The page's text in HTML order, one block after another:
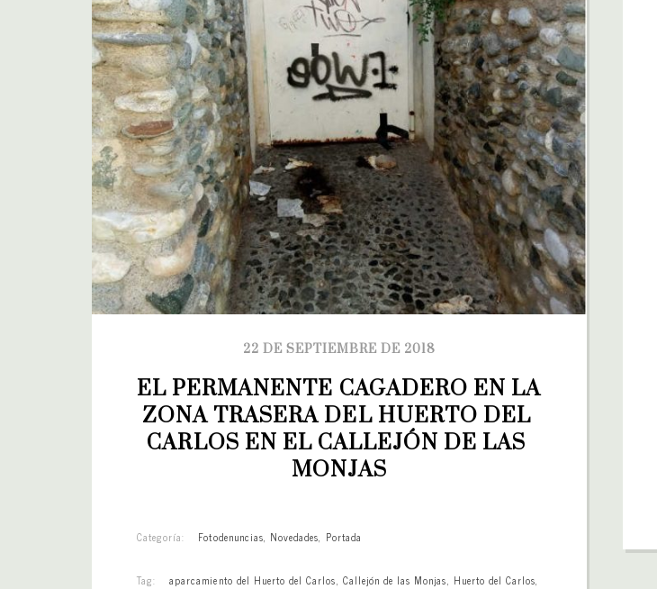
22 DE SEPTIEMBRE DE 2018
EL PERMANENTE CAGADERO EN LA
ZONA TRASERA DEL HUERTO DEL
CARLOS EN EL CALLEJÓN DE LAS
MONJAS
Categoría: Fotodenuncias, Novedades, Portada
Tag: aparcamiento del Huerto del Carlos, Callejón de las Monjas, Huerto del Carlos,